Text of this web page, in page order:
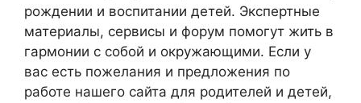
рождении и воспитании детей. Экспертные
материалы, сервисы и форум помогут жить в
гармонии с собой и окружающими. Если у
вас есть пожелания и предложения по
работе нашего сайта для родителей и детей,